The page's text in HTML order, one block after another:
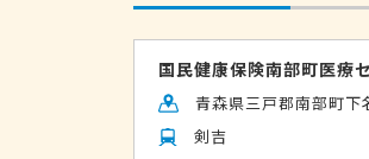
国民健康保険南部町医療
青森県三戸郡南部町下
剣吉